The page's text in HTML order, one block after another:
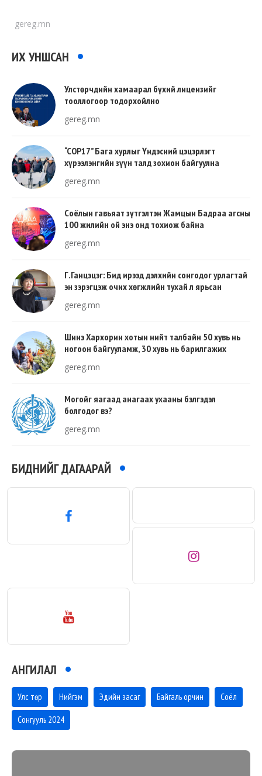
gereg.mn
ИХ УНШСАН
Улстөрчдийн хамаарал бүхий лицензийг
тооллогоор тодорхойлно
gereg.mn
“COP17” Бага хурлыг Үндэсний цэцэрлэгт
хүрээлэнгийн зүүн талд зохион байгуулна
gereg.mn
Соёлын гавьяат зүтгэлтэн Жамцын Бадраа агсны
100 жилийн ой энэ онд тохиож байна
gereg.mn
Г.Ганцэцэг: Бид ирээд дэлхийн сонгодог урлагтай
эн зэрэгцэж очих хөгжлийн тухай л ярьсан
gereg.mn
Шинэ Хархорин хотын нийт талбайн 50 хувь нь
ногоон байгууламж, 30 хувь нь барилгажих
gereg.mn
Могойг яагаад анагаах ухааны бэлгэдэл
болгодог вэ?
gereg.mn
БИДНИЙГ ДАГААРАЙ
АНГИЛАЛ
Улс төр Нийгэм Эдийн засаг Байгаль орчин Соёл
Сонгууль 2024